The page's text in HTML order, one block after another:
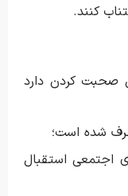
کنند.
صحبت کردن دارد
شده است؛
اجتمعی استقبال